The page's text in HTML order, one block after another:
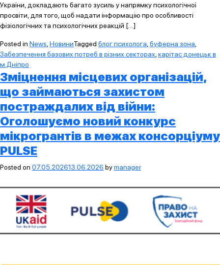
України, докладають багато зусиль у напрямку психологічної
просвіти, для того, щоб надати інформацію про особливості
фізіологічних та психологічних реакцій […]
Posted in News НовиниTagged блог психолога буферна зона
Забезпечення базових потреб в різних секторах карітас донецьк в
м.Дніпро
Зміцнення місцевих організацій,
що займаються захистом
постраждалих від війни:
Оголошуємо новий конкурс
мікрогрантів в межах консорціуму
PULSE
Posted on 07.05.202613.06.2026 bymanager